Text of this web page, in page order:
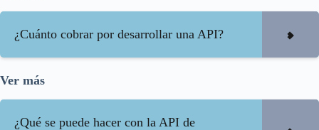
¿Cuánto cobrar por desarrollar una API?
Ver más
¿Qué se puede hacer con la API de